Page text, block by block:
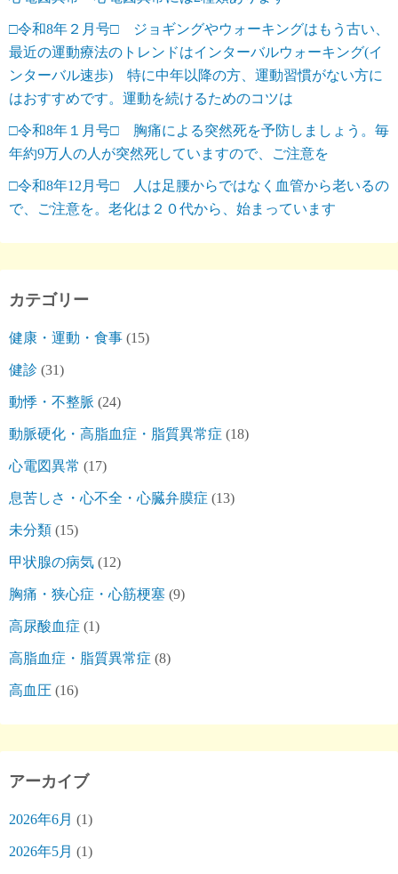
□令和8年２月号□ ジョギングやウォーキングはもう古い、
最近の運動療法のトレンドはインターバルウォーキング(イ
ンターバル速歩) 特に中年以降の方、運動習慣がない方に
はおすすめです。運動を続けるためのコツは
□令和8年１月号□ 胸痛による突然死を予防しましょう。毎
年約9万人の人が突然死していますので、ご注意を
□令和8年12月号□ 人は足腰からではなく血管から老いるの
で、ご注意を。老化は２０代から、始まっています
カテゴリー
健康・運動・食事 (15)
健診 (31)
動悸・不整脈 (24)
動脈硬化・高脂血症・脂質異常症 (18)
心電図異常 (17)
息苦しさ・心不全・心臓弁膜症 (13)
未分類 (15)
甲状腺の病気 (12)
胸痛・狭心症・心筋梗塞 (9)
高尿酸血症 (1)
高脂血症・脂質異常症 (8)
高血圧 (16)
アーカイブ
2026年6月 (1)
2026年5月 (1)